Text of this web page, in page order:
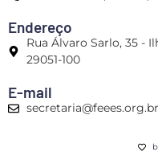
Endereço
Rua Álvaro Sarlo, 35 -
29051-100
E-mail
secretaria@feees.org.br